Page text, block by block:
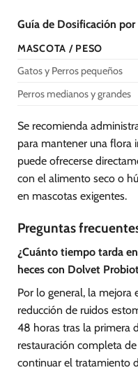
Guía de Dosificación por
MASCOTA / PESO
Gatos y Perros pequeños
Perros medianos y grandes
Se recomienda
para mantener una flora
puede ofrecerse
con el alimento seco o
en mascotas exigentes.
Preguntas
¿Cuánto tiempo tarda
heces con Dolvet
Por lo general, la mejora
reducción de ruidos
48 horas tras la primera
restauración completa
continuar el tratamiento